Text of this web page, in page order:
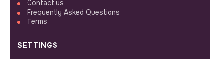
Contact us
Frequently Asked Questions
Terms
SETTINGS